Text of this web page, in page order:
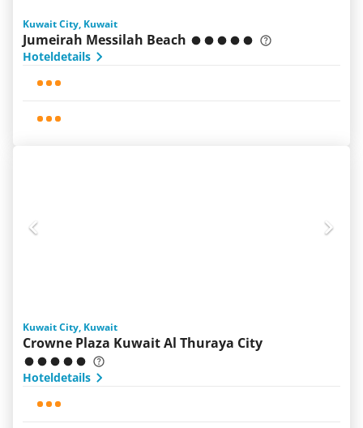
Kuwait City, Kuwait
Jumeirah Messilah Beach
Hoteldetails
Kuwait City, Kuwait
Crowne Plaza Kuwait Al Thuraya City
Hoteldetails